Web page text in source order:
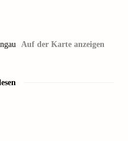
Auf der Karte anzeigen